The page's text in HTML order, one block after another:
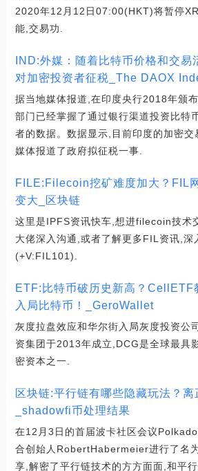
2020年12月12日07:00(HKT)将暂停
能,交易功.
IND:外媒：随着比特币价格和交易
对加密投资者征税_The DAOX
据当地媒体报道,在印度央行2018年颁
部门已经掌握了通过银行渠道投资比特
者的数据。数据显示,目前印度的加密
媒体报道了政府拟征税一事.
FILE:Filecoin挖矿难度加大？FIL
变大_区块链
这里是IPFS资讯快车,想进filecoin技术
大佬深入沟通,或者了解更多FIL资讯,深
(+V:FIL101).
ETF:比特币破历史新高？CellETF
入局比特币！_GeroWallet
灰度拉盘效应和华尔街入局灰度投资公
资集团于2013年成立,DCG是全球最具
密资本之一.
区块链:平行链有哪些隐藏玩法？
_shadowfi币处理结果
在12月3日的首届波卡社区会议
合创始人RobertHabermeier进行了名
享,解密了平行链技术的方方面面,和平